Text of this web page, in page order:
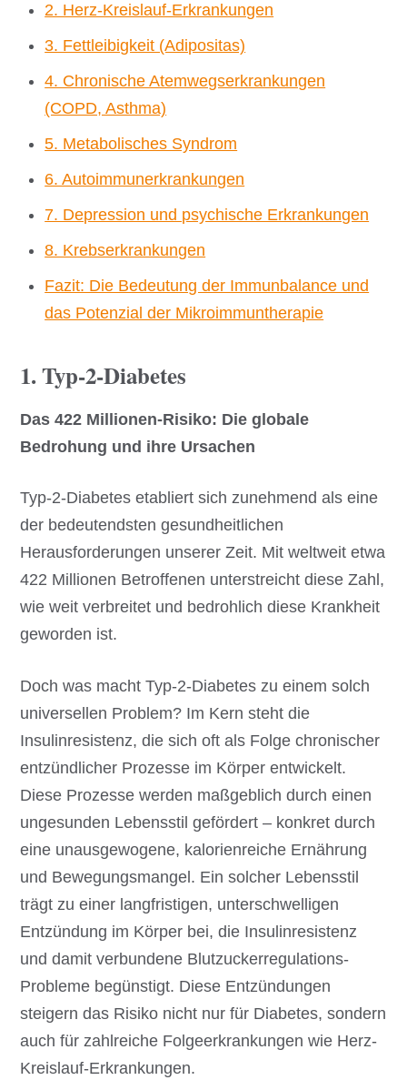
2. Herz-Kreislauf-Erkrankungen
3. Fettleibigkeit (Adipositas)
4. Chronische Atemwegserkrankungen
(COPD, Asthma)
5. Metabolisches Syndrom
6. Autoimmunerkrankungen
7. Depression und psychische Erkrankungen
8. Krebserkrankungen
Fazit: Die Bedeutung der Immunbalance und
das Potenzial der Mikroimmuntherapie
1. Typ-2-Diabetes
Das 422 Millionen-Risiko: Die globale
Bedrohung und ihre Ursachen
Typ-2-Diabetes etabliert sich zunehmend als eine
der bedeutendsten gesundheitlichen
Herausforderungen unserer Zeit. Mit weltweit etwa
422 Millionen Betroffenen unterstreicht diese Zahl,
wie weit verbreitet und bedrohlich diese Krankheit
geworden ist.
Doch was macht Typ-2-Diabetes zu einem solch
universellen Problem? Im Kern steht die
Insulinresistenz, die sich oft als Folge chronischer
entzündlicher Prozesse im Körper entwickelt.
Diese Prozesse werden maßgeblich durch einen
ungesunden Lebensstil gefördert – konkret durch
eine unausgewogene, kalorienreiche Ernährung
und Bewegungsmangel. Ein solcher Lebensstil
trägt zu einer langfristigen, unterschwelligen
Entzündung im Körper bei, die Insulinresistenz
und damit verbundene Blutzuckerregulations-
Probleme begünstigt. Diese Entzündungen
steigern das Risiko nicht nur für Diabetes, sondern
auch für zahlreiche Folgeerkrankungen wie Herz-
Kreislauf-Erkrankungen.